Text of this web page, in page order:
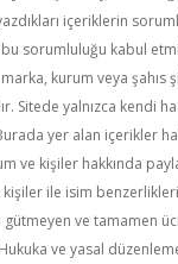
içeriklerin
sorumluluğu kabul
kurum veya şahıs
Sitede yalnızca kendi
yer alan içerikler
ve kişiler hakkında
kişiler ile isim
gütmeyen ve tamamen
ve yasal